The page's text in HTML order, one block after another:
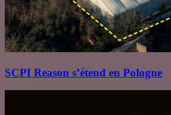
SCPI Reason s’étend en Pologne